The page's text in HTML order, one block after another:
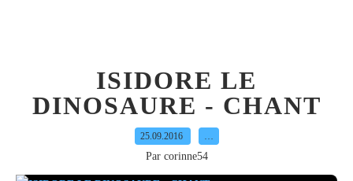
ISIDORE LE
DINOSAURE - CHANT
25.09.2016 …
Par corinne54